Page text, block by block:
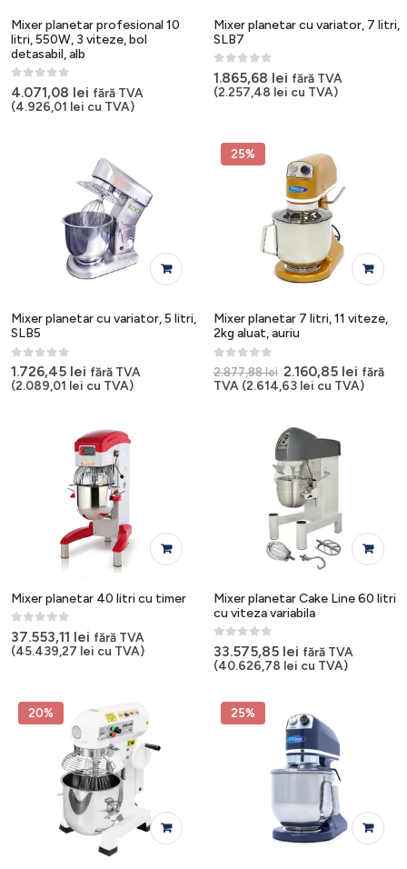
Mixer planetar profesional 10
litri, 550W, 3 viteze, bol
detasabil, alb
0out of 5
4.071,08 lei fără TVA
(4.926,01 lei cu TVA)
Mixer planetar cu variator, 7 litri,
SLB7
0 out of 5
1.865,68 lei fără TVA
(2.257,48 lei cu TVA)
Mixer planetar cu variator, 5 litri,
SLB5
0 out of 5
1.726,45 lei fără TVA
(2.089,01 lei cu TVA)
25%
Mixer planetar 7 litri, 11 viteze,
2kg aluat, auriu
0out of 5
2.877,88lei Prețul
inițial
2.877,88 lei.
2.160,85 lei Prețul
curent
fără
TVA (2.614,63 lei cu TVA)
Mixer planetar 40 litri cu timer
0out of 5
37.553,11 lei fără TVA
(45.439,27 lei cu TVA)
Mixer planetar Cake Line 60 litri
cu viteza variabila
0out of 5
33.575,85 lei fără TVA
(40.626,78 lei cu TVA)
20% 25%